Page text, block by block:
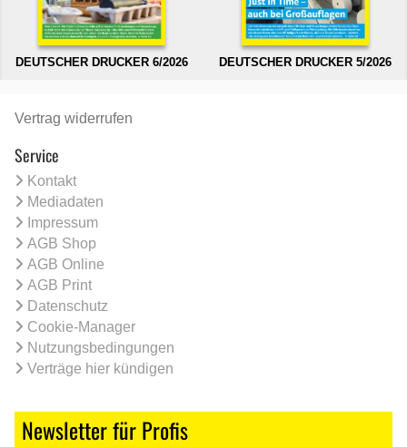
DEUTSCHER DRUCKER 6/2026 DEUTSCHER DRUCKER 5/2026
Vertrag widerrufen
Service
Kontakt
Mediadaten
Impressum
AGB Shop
AGB Online
AGB Print
Datenschutz
Cookie-Manager
Nutzungsbedingungen
Verträge hier kündigen
Newsletter für Profis